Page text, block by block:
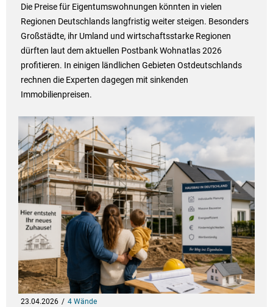
Die Preise für Eigentumswohnungen könnten in vielen
Regionen Deutschlands langfristig weiter steigen. Besonders
Großstädte, ihr Umland und wirtschaftsstarke Regionen
dürften laut dem aktuellen Postbank Wohnatlas 2026
profitieren. In einigen ländlichen Gebieten Ostdeutschlands
rechnen die Experten dagegen mit sinkenden
Immobilienpreisen.
23.04.2026 4 Wände